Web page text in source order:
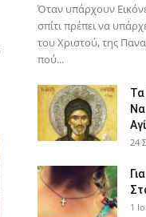
Όταν υπάρχουν
σπίτι πρέπει να
του Χριστού, της
πού...
Τα
24
1